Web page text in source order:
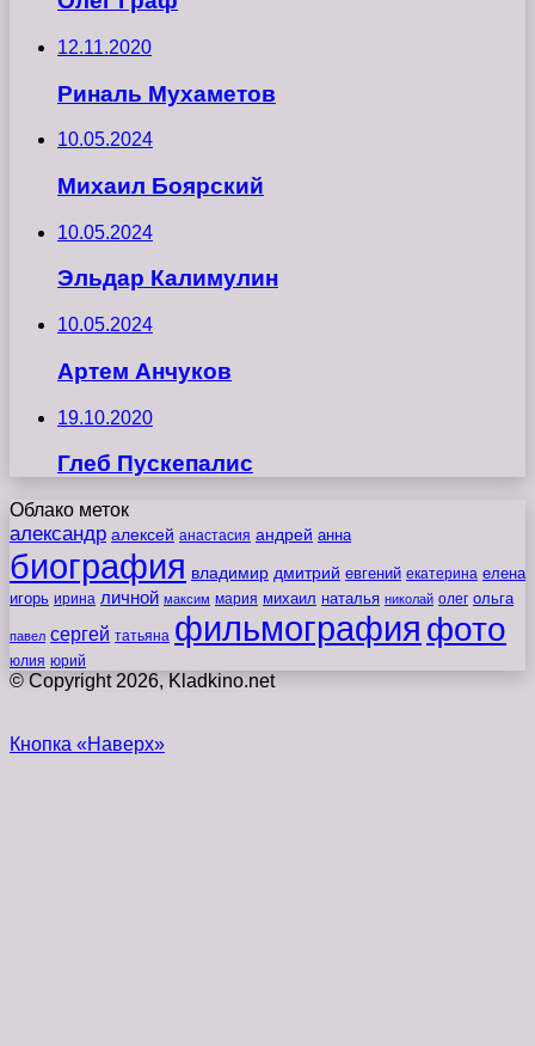
12.11.2020
Риналь Мухаметов
10.05.2024
Михаил Боярский
10.05.2024
Эльдар Калимулин
10.05.2024
Артем Анчуков
19.10.2020
Глеб Пускепалис
Облако меток
александр алексей анастасия андрей анна
биография владимир дмитрий евгений екатерина елена
игорь ирина личной максим мария михаил наталья николай олег ольга
павел сергей татьяна фильмография фото
юлия юрий
© Copyright 2026, Kladkino.net
Кнопка «Наверх»